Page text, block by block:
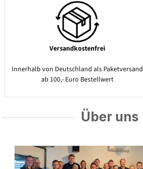
Versandkostenfrei
Innerhalb von Deutschland als Paketversand
ab 100,- Euro Bestellwert
Über uns